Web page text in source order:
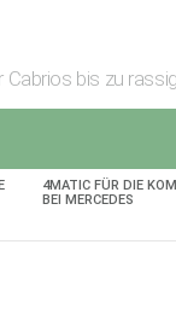
Cabrios bis zu
4MATIC FÜR DIE
BEI MERCEDES